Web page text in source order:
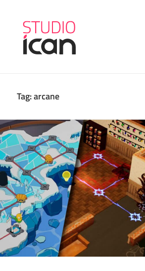
Tag:arcane